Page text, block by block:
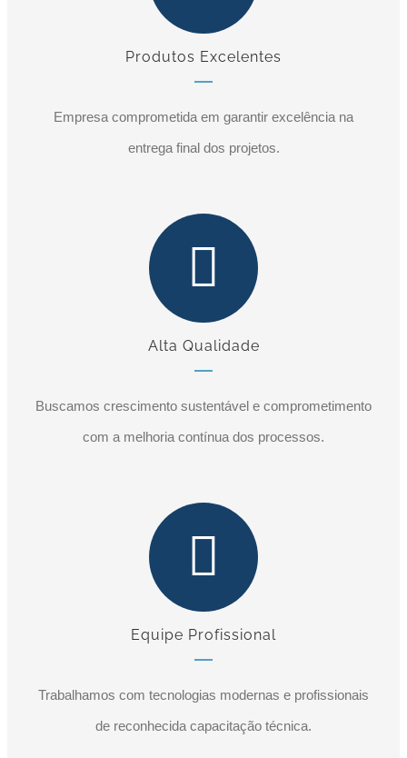
Produtos Excelentes
Empresa comprometida em garantir excelência na
entrega final dos projetos.
Alta Qualidade
Buscamos crescimento sustentável e comprometimento
com a melhoria contínua dos processos.
Equipe Profissional
Trabalhamos com tecnologias modernas e profissionais
de reconhecida capacitação técnica.